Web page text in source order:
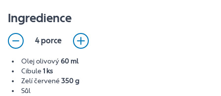
Ingredience
4 porce
Olej olivový60 ml
Cibule1 ks
Zelí červené350 g
Sůl